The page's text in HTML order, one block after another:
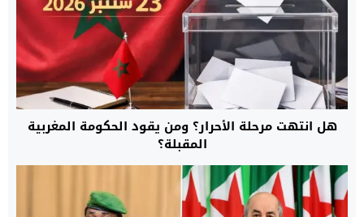
هل انتهت مرحلة الأحرار؟ ومن يقود الحكومة المغربية
المقبلة؟